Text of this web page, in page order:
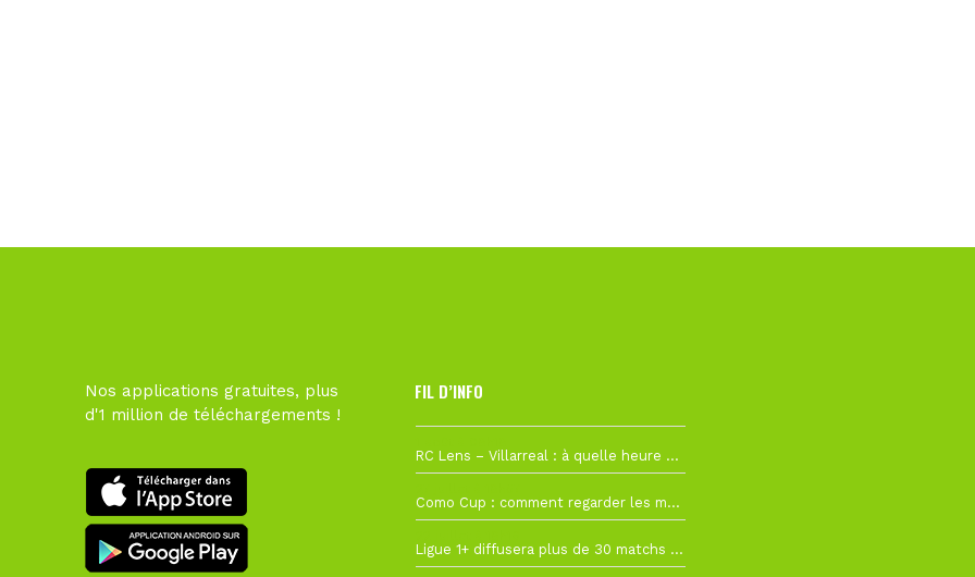
Nos applications gratuites, plus
d'1 million de téléchargements !
FIL D’INFO
RC Lens – Villarreal : à quelle heure et sur quelle chaîne voir la finale de la Como Cup ?
Como Cup : comment regarder les matchs du RC Lens en direct ?
Ligue 1+ diffusera plus de 30 matchs amicaux avant la reprise de la Ligue 1